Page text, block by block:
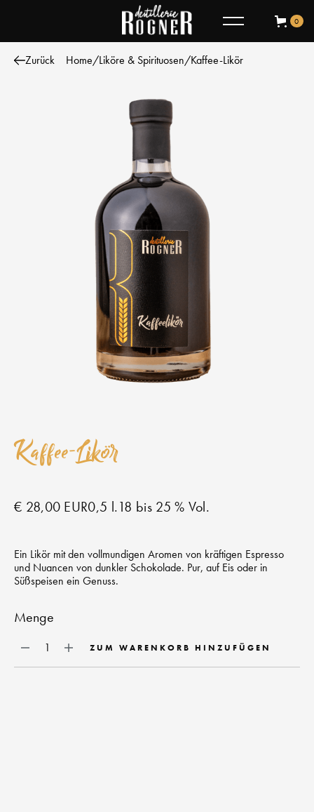
0
Zurück Home/Liköre & Spirituosen/Kaffee-Likör
Kaffee-Likör
€ 28,00 EUR0,5 l.18 bis 25 % Vol.
Ein Likör mit den vollmundigen Aromen von kräftigen Espresso
und Nuancen von dunkler Schokolade. Pur, auf Eis oder in
Süßspeisen ein Genuss.
Menge